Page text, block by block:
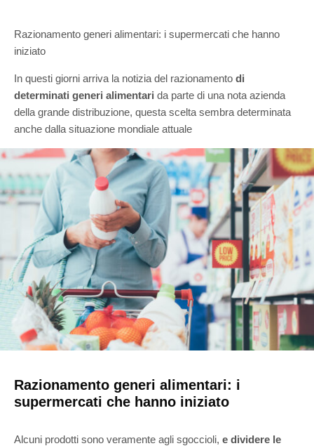
Razionamento generi alimentari: i supermercati che hanno
iniziato
In questi giorni arriva la notizia del razionamento di
determinati generi alimentari da parte di una nota azienda
della grande distribuzione, questa scelta sembra determinata
anche dalla situazione mondiale attuale
Razionamento generi alimentari: i
supermercati che hanno iniziato
Alcuni prodotti sono veramente agli sgoccioli, e dividere le